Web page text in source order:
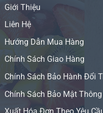
Giới Thiệu
Liên Hệ
Hướng Dẫn Mua Hàng
Chính Sách Giao Hàng
Chính Sách Bảo Hành Đổi
Chính Sách Bảo Mật